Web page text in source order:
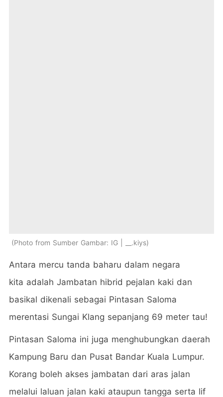
Photo from Sumber Gambar: IG | __.kiys
Antara mercu tanda baharu dalam negara
kita adalah Jambatan hibrid pejalan kaki dan
basikal dikenali sebagai Pintasan Saloma
merentasi Sungai Klang sepanjang 69 meter tau!
Pintasan Saloma ini juga menghubungkan daerah
Kampung Baru dan Pusat Bandar Kuala Lumpur.
Korang boleh akses jambatan dari aras jalan
melalui laluan jalan kaki ataupun tangga serta lif